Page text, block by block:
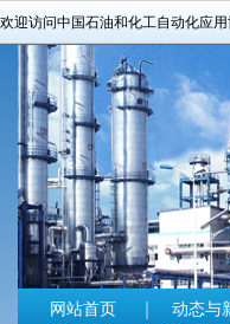
欢迎访问中国石油和化工自动化应用
网站首页 动态与